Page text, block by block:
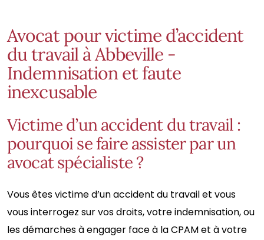
Avocat pour victime d’accident
du travail à Abbeville -
Indemnisation et faute
inexcusable
Victime d’un accident du travail :
pourquoi se faire assister par un
avocat spécialiste ?
Vous êtes victime d’un accident du travail et vous
vous interrogez sur vos droits, votre indemnisation, ou
les démarches à engager face à la CPAM et à votre